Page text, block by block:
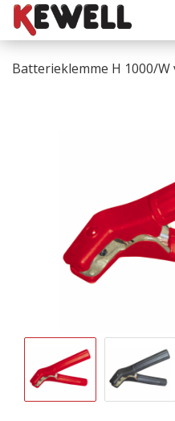
Batterieklemme H 1000/